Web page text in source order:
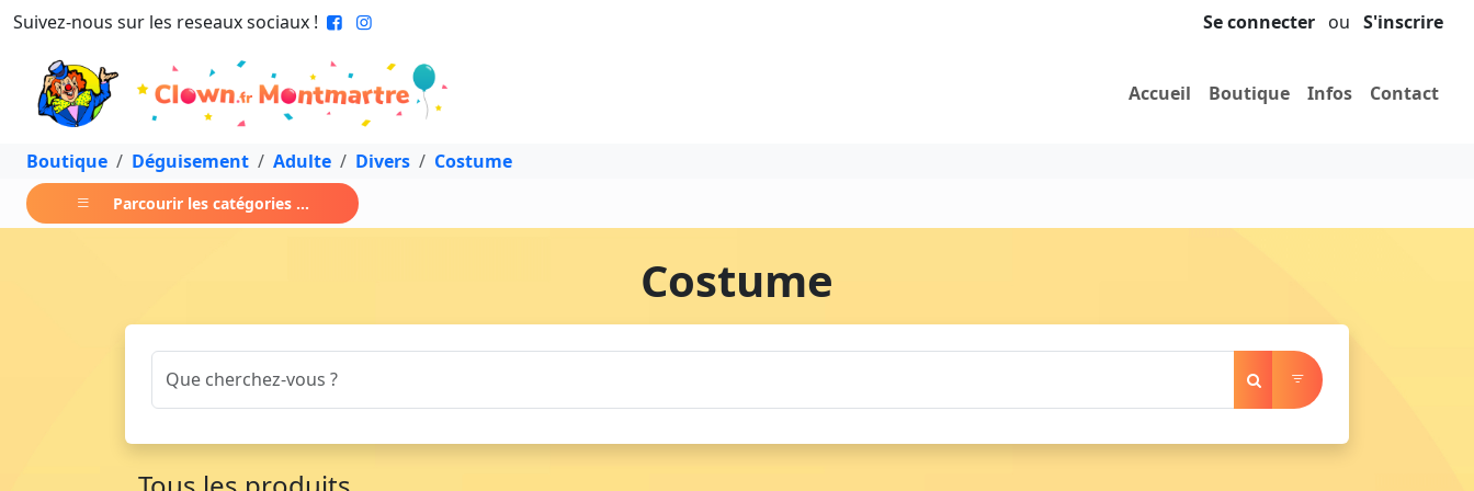
Suivez-nous sur les reseaux sociaux ! Se connecter ou S'inscrire
Accueil Boutique Infos Contact
Boutique Déguisement Adulte Divers Costume
Parcourir les catégories ...
Costume